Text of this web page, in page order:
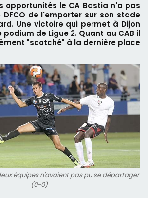
opportunités le CA Bastia n'a pas
de l'emporter sur son stade
Une victoire qui permet à Dijon
de Ligue 2. Quant au CAB il
"scotché" à la dernière place
équipes n'avaient pas pu se départager
(0-0)